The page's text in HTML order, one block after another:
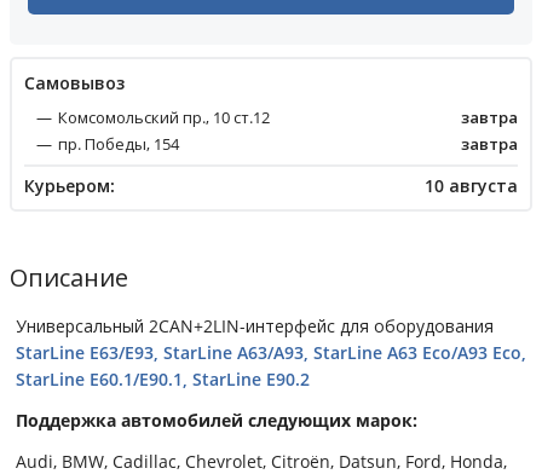
Cамовывоз
Комсомольский пр., 10 ст.12
завтра
пр. Победы, 154
завтра
Курьером: 10 августа
Описание
Универсальный 2CAN+2LIN-интерфейс для оборудования
StarLine E63/E93, StarLine A63/A93, StarLine A63 Eco/A93 Eco,
StarLine E60.1/E90.1, StarLine E90.2
Поддержка автомобилей следующих марок:
Audi, BMW, Cadillac, Chevrolet, Citroёn, Datsun, Ford, Honda,